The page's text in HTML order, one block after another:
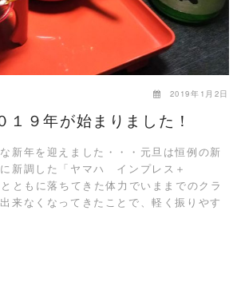
2019年1月2日
９年が始まりました！
新年を迎えました・・・元旦は恒例の新
新調した「ヤマハ インプレス＋
ともに落ちてきた体力でいままでのクラ
来なくなってきたことで、軽く振りやす